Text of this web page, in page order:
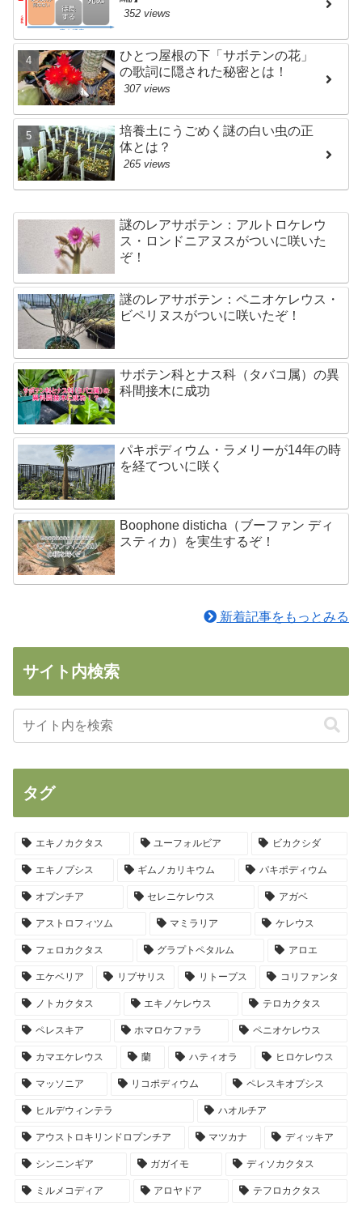
352 views
ひとつ屋根の下「サボテンの花」
の歌詞に隠された秘密とは！
307 views
培養土にうごめく謎の白い虫の正
体とは？
265 views
謎のレアサボテン：アルトロケレウ
ス・ロンドニアヌスがついに咲いた
ぞ！
謎のレアサボテン：ペニオケレウス・
ビペリヌスがついに咲いたぞ！
サボテン科とナス科（タバコ属）の異
科間接木に成功
パキポディウム・ラメリーが14年の時
を経てついに咲く
Boophone disticha（ブーファン ディ
スティカ）を実生するぞ！
新着記事をもっとみる
サイト内検索
タグ
エキノカクタス ユーフォルビア ビカクシダ
エキノプシス ギムノカリキウム パキポディウム
オプンチア セレニケレウス アガベ
アストロフィツム マミラリア ケレウス
フェロカクタス グラプトペタルム アロエ
エケベリア リプサリス リトープス コリファンタ
ノトカクタス エキノケレウス テロカクタス
ペレスキア ホマロケファラ ペニオケレウス
カマエケレウス 蘭 ハティオラ ヒロケレウス
マッソニア リコポディウム ペレスキオプシス
ヒルデウィンテラ ハオルチア
アウストロキリンドロプンチア マツカナ ディッキア
シンニンギア ガガイモ ディソカクタス
ミルメコディア アロヤドア テフロカクタス